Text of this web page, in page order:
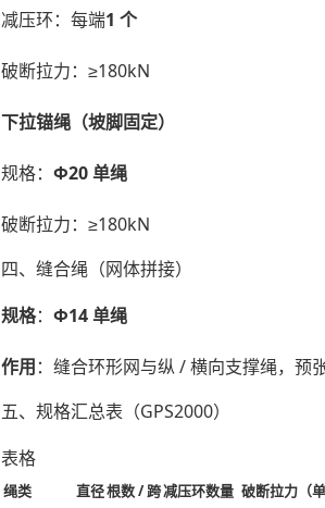
减压环：每端1 个
破断拉力：≥180kN
下拉锚绳（坡脚固定）
规格： Φ20 单绳
破断拉力：≥180kN
四、缝合绳（网体拼接）
规格： Φ14 单绳
作用：缝合环形网与纵 / 横向支撑绳，预
五、规格汇总表（GPS2000）
表格
绳类 直径根数 / 跨减压环数量 破断拉力（